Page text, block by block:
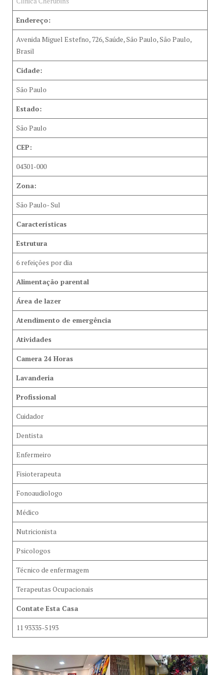
Endereço:
Avenida Miguel Estefno, 726, Saúde, São Paulo, São Paulo,
Brasil
Cidade:
São Paulo
Estado:
São Paulo
CEP:
04301-000
Zona:
São Paulo- Sul
Características
Estrutura
6 refeições por dia
Alimentação parental
Área de lazer
Atendimento de emergência
Atividades
Camera 24 Horas
Lavanderia
Profissional
Cuidador
Dentista
Enfermeiro
Fisioterapeuta
Fonoaudiologo
Médico
Nutricionista
Psicologos
Técnico de enfermagem
Terapeutas Ocupacionais
Contate Esta Casa
11 93335-5193